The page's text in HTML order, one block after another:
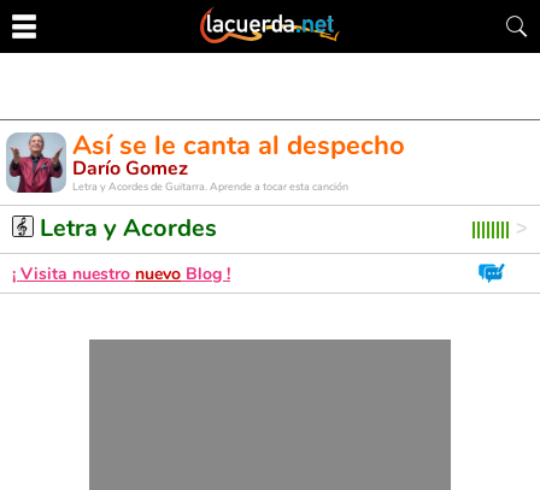
Así se le canta al despecho
Darío Gomez
Letra y Acordes de Guitarra. Aprende a tocar esta canción
Letra y Acordes
¡ Visita nuestro nuevo Blog !